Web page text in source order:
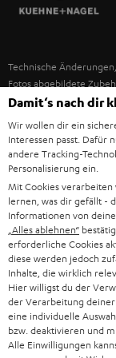
NEUHEITEN
UNSER
UNSERE WERTE
BILDUNGSRABATT
BARRIEREFREIHEIT
USA
WEITERE LÄNDER
Technische
Fotos abgebildete
Entsorgungsgebühren
©2026 Lautsprecher
Impressum AGB
Vertrag widerrufen
Damit‘s nach dir
Wir wollen dir ein
Interessen passt. Dafür
andere Tracking-
Personalisierung ein.
Mit Cookies
lernen, was dir gefällt -
Informationen von
„Alles ablehnen“
erforderliche Cookies
diese werden jedoch
Inhalte, die wirklich
Hier willigst du der
der Verarbeitung deiner
eine individuelle
bzw. deaktivieren und
Alle Einwilligungen